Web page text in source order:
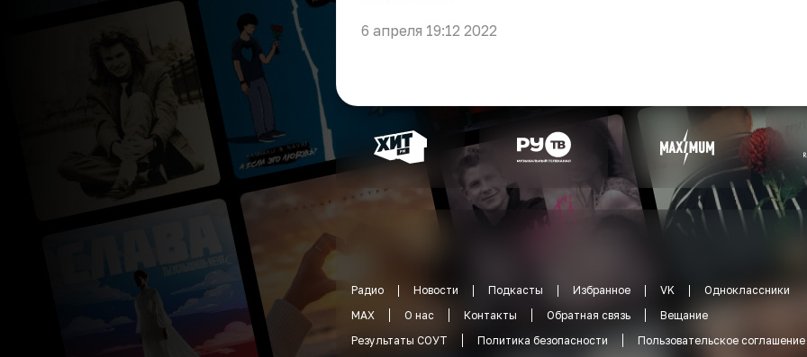
6 апреля 19:12 2022
Радио Новости Подкасты Избранное VK
Одноклассники
MAX
О нас Контакты Обратная связь
Вещание
Результаты СОУТ
Политика безопасности Пользовательское соглашение